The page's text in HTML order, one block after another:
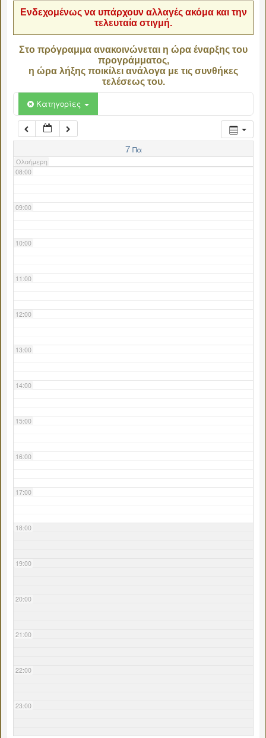
Ενδεχομένως να υπάρχουν αλλαγές ακόμα και την
τελευταία στιγμή.
Στο πρόγραμμα ανακοινώνεται η ώρα έναρξης του
προγράμματος,
η ώρα λήξης ποικίλει ανάλογα με τις συνθήκες
τελέσεως του.
Κατηγορίες
7 Πα
Ολοήμερη
06:00
07:00
08:00
09:00
10:00
11:00
12:00
13:00
14:00
15:00
16:00
17:00
18:00
19:00
20:00
21:00
22:00
23:00